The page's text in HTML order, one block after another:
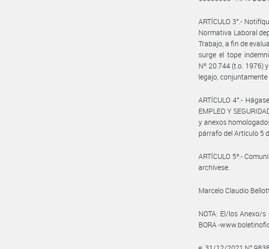
ARTÍCULO 3°.-
Normativa Laboral
Trabajo, a fin de
surge el tope
Nº 20.744 (t.o. 1976)
legajo,
ARTÍCULO 4°.-
EMPLEO Y
y anexos
párrafo del Artículo 5
ARTÍCULO 5º.-
archívese.
Marcelo Claudio
NOTA: El/los Anexo/
BORA -